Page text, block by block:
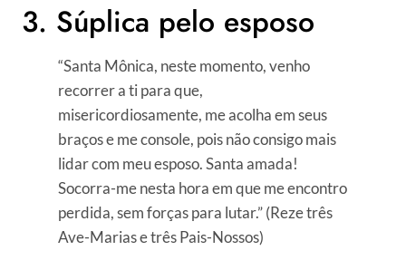
3. Súplica pelo esposo
“Santa Mônica, neste momento, venho
recorrer a ti para que,
misericordiosamente, me acolha em seus
braços e me console, pois não consigo mais
lidar com meu esposo. Santa amada!
Socorra-me nesta hora em que me encontro
perdida, sem forças para lutar.” (Reze três
Ave-Marias e três Pais-Nossos)